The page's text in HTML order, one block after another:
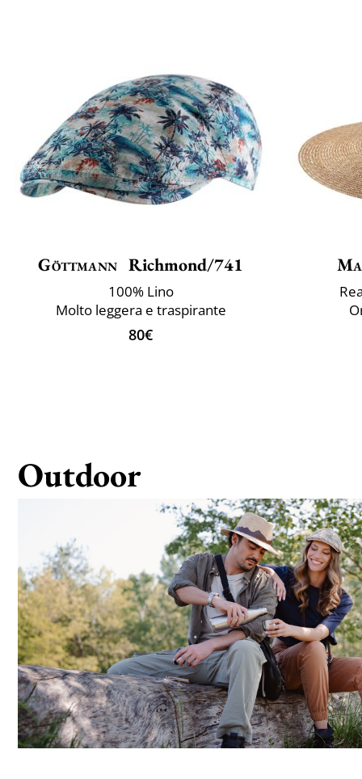
Göttmann Richmond/741
100% Lino
Molto leggera e traspirante
80€
Outdoor